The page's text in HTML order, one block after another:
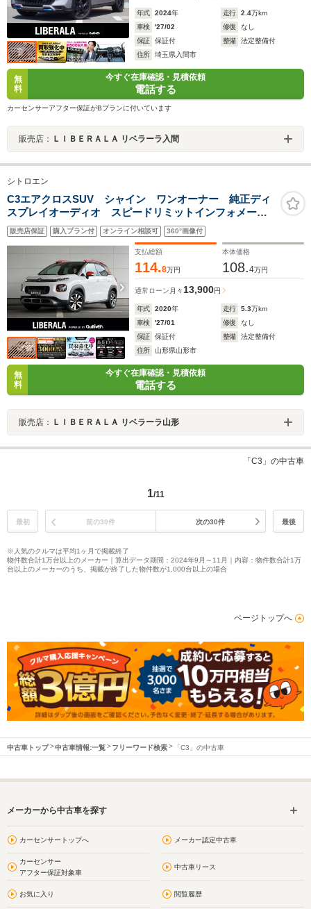
年式 2024年 走行 2.4万km
車検
'27/02 修復
なし
保証
保証付 整備
法定整備付
住所
埼玉県入間市
無
料
今すぐ在庫確認・見積依頼
電話する
カーセンサーアフター保証がBプランに付いています
販売店： ＬＩＢＥＲＡＬＡ リベラーラ入間
シトロエン
C3エアクロスSUV シャイン ワンオーナー 純正ディ
スプレイオーディオ スピードリミットインフォメーシ
ョン&リコメンデーション ブラインドスポットモニタ
ー アクティブセーフティブレーキ パークアシスト B
カメラ ドラレコ ETC
販売店保証 購入プラン付 オンライン相談可 360°画像付
支払総額
114.8万円
本体価格
108.4万円
通常ローン 月々 13,900円
年式 2020年 走行 5.3万km
車検
'27/01 修復
なし
保証
保証付 整備
法定整備付
住所
山形県山形市
無
料
今すぐ在庫確認・見積依頼
電話する
販売店： ＬＩＢＥＲＡＬＡ リベラーラ山形
「C3」の中古車
1/11
最初 前の30件 次の30件 最後
※人気のクルマは平均1ヶ月で掲載終了
物件数合計1万台以上のメーカー｜算出データ期間：2024年9月～11月｜内容：物件数合計1万
台以上のメーカーのうち、掲載が終了した物件数が1,000台以上の場合
ページトップへ
中古車トップ 中古車情報:一覧 フリーワード検索 「C3」の中古車
メーカーから中古車を探す
カーセンサートップへ メーカー認定中古車
カーセンサー
アフター保証対象車
中古車リース
お気に入り 閲覧履歴